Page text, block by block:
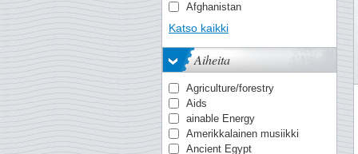
Afghanistan
Ahvenanmaa
Ahvenanmaa
Alankomaiden Itä-Intia
Albania
Alderney
Algeria
Andorra - Espanjan
Andorra - Ranska
Angola
Katso kaikki
Aiheita
Agriculture/forestry
Aids
ainable Energy
Amerikkalainen musiikki
Ancient Egypt